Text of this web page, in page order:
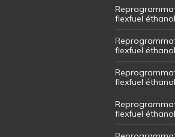
flexfuel
flexfuel éthanol
flexfuel
flexfuel